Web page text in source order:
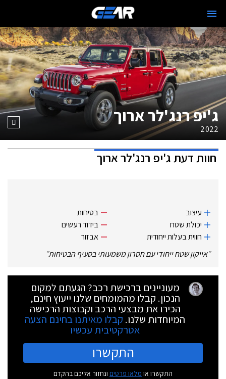
ג'יפ רנג'לר ארוך
2022
חוות דעתג'יפ רנג'לר ארוך
עיצוב
יכולת שטח
חווית בעלות ייחודית
בטיחות
בידוד רעשים
אבזור
״אייקון שטח ייחודי עם חסרון משמעותי בסעיף הבטיחות״
מעוניינים ברכישת רכב? הגעתם למקום
הנכון. קבלו מהמומחים שלנו ייעוץ חינם,
הכירו את מבצעי הרכב וקבוצות הרכישה
המיוחדות שלנו. קבלו מאיתנו בחינם הצעה
אטרקטיבית עכשיו
התקשרו
התקשרו או מלאו פרטים ונחזור אליכם בהקדם